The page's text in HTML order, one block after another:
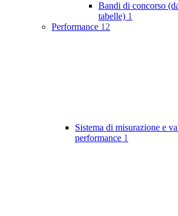
Bandi di concorso
tabelle) 1
Performance 12
Sistema di misurazione e
performance 1